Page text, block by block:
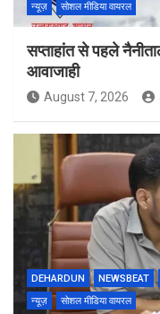
न्यूज़
सोशल मीडिया वायरल
सप्ताहांत से पहले
आवाजाही
August 7, 2026
DEHARDUN NEWSBEAT
न्यूज़
सोशल मीडिया वायरल